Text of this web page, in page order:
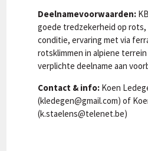
Deelnamevoorwaarden:
goede tredzekerheid op
conditie, ervaring met via
rotsklimmen in alpiene terrein
verplichte deelname aan
Contact & info: Koen
(kledegen@gmail.com) of
(k.staelens@telenet.be)